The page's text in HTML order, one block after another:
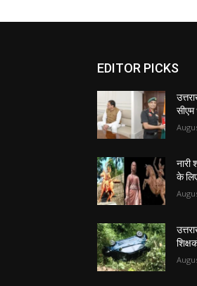
EDITOR PICKS
सीएम
नारी
के